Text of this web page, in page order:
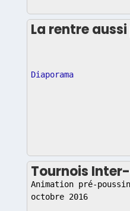
La rentre
Diaporama
Tournois Inter-
Animation pré-
octobre 2016